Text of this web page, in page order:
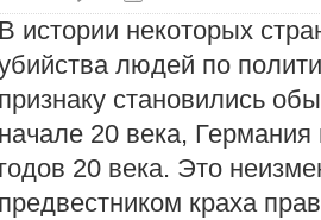
В истории некоторых
людей по
признаку становились
начале 20 века,
годов 20 века. Это
предвестником краха